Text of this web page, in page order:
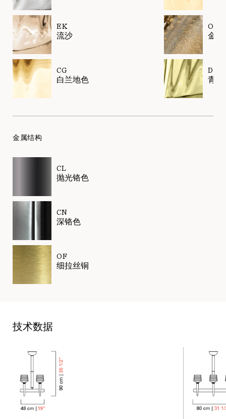
EK
流沙
CG
白兰地色
OO
金色
DK
青榄
金属结构
CL
抛光铬色
CN
深铬色
OF
细拉丝铜
技术数据